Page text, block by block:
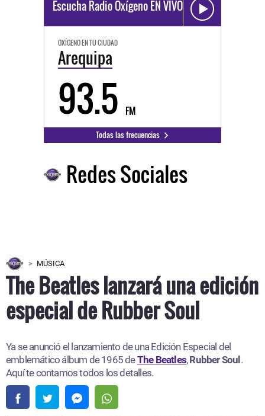
Escucha Radio Oxígeno EN VIVO
OXÍGENO EN TU CIUDAD
Arequipa
93.5 FM
Todas las frecuencias
Redes Sociales
MÚSICA
The Beatles lanzará una edición
especial de Rubber Soul
Ya se anunció el lanzamiento de una Edición Especial del
emblemático álbum de 1965 deThe Beatles,Rubber Soul.
Aquí te contamos todos los detalles.